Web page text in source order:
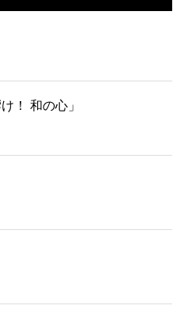
！ 和の心」